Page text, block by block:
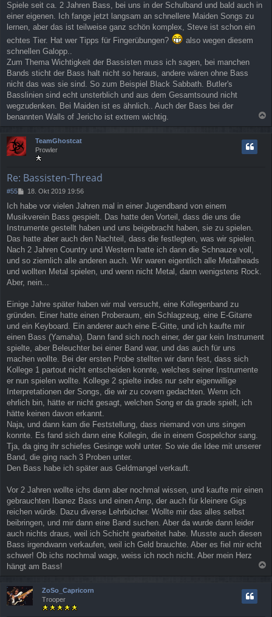
Spiele seit ca. 2 Jahren Bass, bei uns in der Schulband und bald auch in
einer eigenen. Ich fange jetzt langsam an schnellere Maiden Songs zu
lernen, aber das ist teilweise ganz schön komplex, Steve ist schon ein
echtes Tier. Hat wer Tipps für Fingerübungen?
also wegen diesem
schnellen Galopp..
Zum Thema Wichtigkeit der Bassisten muss ich sagen, bei manchen
Bands sticht der Bass halt nicht so heraus, andere wären ohne Bass
nicht das was sie sind. So zum Beispiel Black Sabbath. Butler's
Basslinien sind echt unsterblich und aus dem Gesamtsound nicht
wegzudenken. Bei Maiden ist es ähnlich.. Auch der Bass bei der
benannten Walls of Jericho ist extrem wichtig.
a
TeamGhostcat
Prowler
Re: Bassisten-Thread
#55
B
i
t
r
a
g
18. Okt 2019 19:56
Ich habe vor vielen Jahren mal in einer Jugendband von einem
Musikverein Bass gespielt. Das hatte den Vorteil, dass die uns die
Instrumente gestellt haben und uns beigebracht haben, sie zu spielen.
Das hatte aber auch den Nachteil, dass die festlegten, was wir spielen.
Nach 2 Jahren Country und Western hatte ich dann die Schnauze voll,
und so ziemlich alle anderen auch. Wir waren eigentlich alle Metalheads
und wollten Metal spielen, und wenn nicht Metal, dann wenigstens Rock.
Aber, nein...
Einige Jahre später haben wir mal versucht, eine Kollegenband zu
gründen. Einer hatte einen Proberaum, ein Schlagzeug, eine E-Gitarre
und ein Keyboard. Ein anderer auch eine E-Gitte, und ich kaufte mir
einen Bass (Yamaha). Dann fand sich noch einer, der gar kein Instrument
spielte, aber Beleuchter bei einer Band war, und das auch für uns
machen wollte. Bei der ersten Probe stellten wir dann fest, dass sich
Kollege 1 partout nicht entscheiden konnte, welches seiner Instrumente
er nun spielen wollte. Kollege 2 spielte indes nur sehr eigenwillige
Interpretationen der Songs, die wir zu covern gedachten. Wenn ich
ehrlich bin, hätte er nicht gesagt, welchen Song er da grade spielt, ich
hätte keinen davon erkannt.
Naja, und dann kam die Feststellung, dass niemand von uns singen
konnte. Es fand sich dann eine Kollegin, die in einem Gospelchor sang.
Tja, da ging ihr schiefes Gesinge wohl unter. So wie die Idee mit unserer
Band, die ging nach 3 Proben unter.
Den Bass habe ich später aus Geldmangel verkauft.
Vor 2 Jahren wollte ichs dann aber nochmal wissen, und kaufte mir einen
gebrauchten Ibanez Bass und einen Amp, der auch für kleinere Gigs
reichen würde. Dazu diverse Lehrbücher. Wollte mir das alles selbst
beibringen, und mir dann eine Band suchen. Aber da wurde dann leider
auch nichts draus, weil ich Schicht gearbeitet habe. Musste auch diesen
Bass irgendwann verkaufen, weil ich Geld brauchte. Aber es fiel mir echt
schwer! Ob ichs nochmal wage, weiss ich noch nicht. Aber mein Herz
hängt am Bass!
ZoSo_Capricorn
Trooper